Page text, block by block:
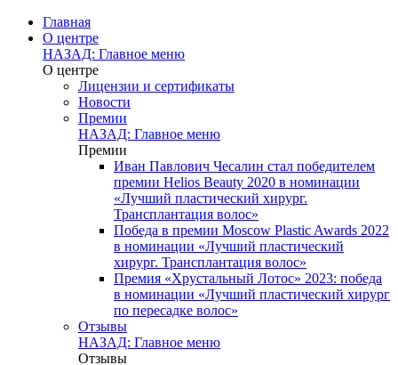
Главная
О центре
НАЗАД: Главное меню
О центре
Лицензии и сертификаты
Новости
Премии
НАЗАД: Главное меню
Премии
Иван Павлович Чесалин стал победителем
премии Helios Beauty 2020 в номинации
«Лучший пластический хирург.
Трансплантация волос»
Победа в премии Moscow Plastic Awards 2022
в номинации «Лучший пластический
хирург. Трансплантация волос»
Премия «Хрустальный Лотос» 2023: победа
в номинации «Лучший пластический хирург
по пересадке волос»
Отзывы
НАЗАД: Главное меню
Отзывы